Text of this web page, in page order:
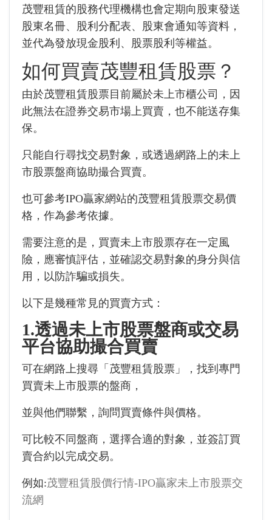
茂豐租賃的股務代理機構也會定期向股東發送
股東名冊、股利分配表、股東會通知等資料，
並代為發放現金股利、股票股利等權益。
如何買賣茂豐租賃股票？
由於茂豐租賃股票目前屬於未上市櫃公司，因
此無法在證券交易市場上買賣，也不能送存集
保。
只能自行尋找交易對象，或透過網路上的未上
市股票盤商協助撮合買賣。
也可參考IPO贏家網站的茂豐租賃股票交易價
格，作為參考依據。
需要注意的是，買賣未上市股票存在一定風
險，應審慎評估，並確認交易對象的身分與信
用，以防詐騙或損失。
以下是幾種常見的買賣方式：
1.透過未上市股票盤商或交易
平台協助撮合買賣
可在網路上搜尋「茂豐租賃股票」，找到專門
買賣未上市股票的盤商，
並與他們聯繫，詢問買賣條件與價格。
可比較不同盤商，選擇合適的對象，並簽訂買
賣合約以完成交易。
例如:茂豐租賃股價行情-IPO贏家未上市股票交
流網